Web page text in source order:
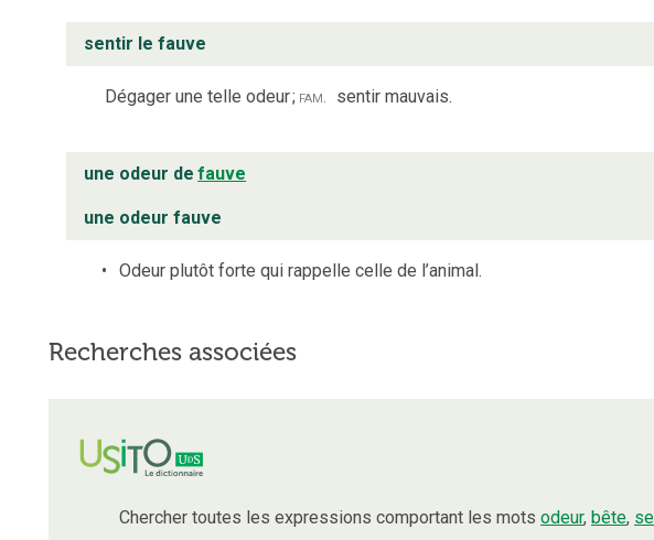
sentir le fauve
Dégager une telle odeur; fam. sentir mauvais.
une odeur de fauve
une odeur fauve
Odeur plutôt forte qui rappelle celle de l’animal.
Recherches associées
Chercher toutes les expressions comportant les mots odeur, bête,